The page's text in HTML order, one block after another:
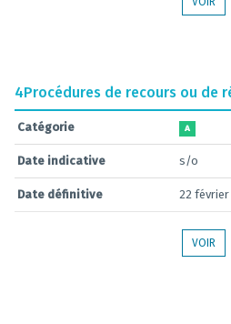
4Procédures de recours ou de
Catégorie A
Date indicative s/o
Date définitive 22 février
VOIR